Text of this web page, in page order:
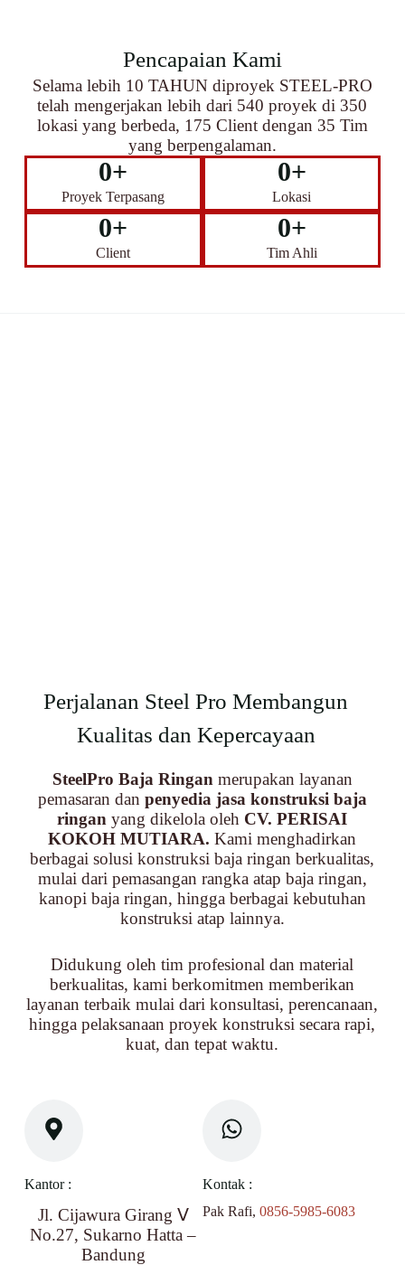
Pencapaian Kami
Selama lebih 10 TAHUN diproyek STEEL-PRO
telah mengerjakan lebih dari 540 proyek di 350
lokasi yang berbeda, 175 Client dengan 35 Tim
yang berpengalaman.
Proyek Terpasang
0+
Lokasi
0+
Client
0+
Tim Ahli
0+
Perjalanan Steel Pro Membangun
Kualitas dan Kepercayaan
SteelPro Baja Ringan merupakan layanan
pemasaran dan penyedia jasa konstruksi baja
ringan yang dikelola oleh CV. PERISAI
KOKOH MUTIARA. Kami menghadirkan
berbagai solusi konstruksi baja ringan berkualitas,
mulai dari pemasangan rangka atap baja ringan,
kanopi baja ringan, hingga berbagai kebutuhan
konstruksi atap lainnya.
Didukung oleh tim profesional dan material
berkualitas, kami berkomitmen memberikan
layanan terbaik mulai dari konsultasi, perencanaan,
hingga pelaksanaan proyek konstruksi secara rapi,
kuat, dan tepat waktu.
Kantor :
Jl. Cijawura Girang Ⅴ
No.27, Sukarno Hatta –
Bandung
Kontak :
Pak Rafi, 0856-5985-6083